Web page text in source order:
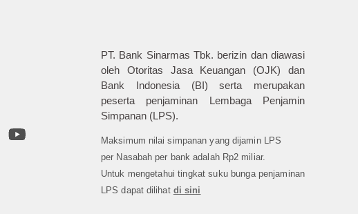
PT. Bank Sinarmas Tbk. berizin dan diawasi
oleh Otoritas Jasa Keuangan (OJK) dan
Bank Indonesia (BI) serta merupakan
peserta penjaminan Lembaga Penjamin
Simpanan (LPS).
Maksimum nilai simpanan yang dijamin LPS
per Nasabah per bank adalah Rp2 miliar.
Untuk mengetahui tingkat suku bunga penjaminan
LPS dapat dilihat di sini